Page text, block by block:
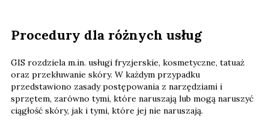
Procedury dla różnych usług
GIS rozdziela m.in. usługi fryzjerskie, kosmetyczne, tatuaż
oraz przekłuwanie skóry. W każdym przypadku
przedstawiono zasady postępowania z narzędziami i
sprzętem, zarówno tymi, które naruszają lub mogą naruszyć
ciągłość skóry, jak i tymi, które jej nie naruszają.